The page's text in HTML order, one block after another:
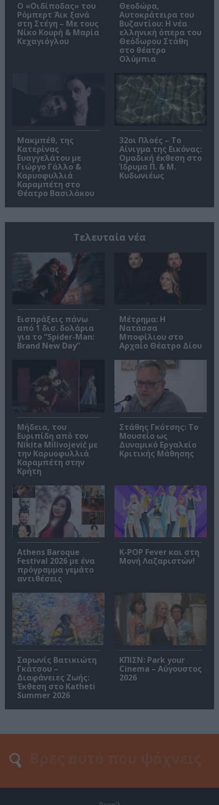
O «Οιδίποδας» του
Ρόμπερτ Άικ ξανά
στη Στέγη – Με τους
Νίκο Κουρή & Μαρία
Κεχαγιόγλου
Θεοδώρα,
Αυτοκράτειρα του
Βυζαντίου: Η νέα
ελληνική όπερα του
Θεόδωρου Στάθη
στο θέατρο
Ολύμπια
Μακμπέθ, της
Κατερίνας
Ευαγγελάτου με
Γιώργο Γάλλο &
Καρυοφυλλιά
Καραμπέτη στο
Θέατρο Βασιλάκου
32οι Πλοές – Το
Αίνιγμα της Εικόνας:
Ομαδική έκθεση στο
Ίδρυμα Π. & Μ.
Κυδωνιέως
Τελευταία νέα
Εισπράξεις πάνω
από 1 δισ. δολάρια
για το “Spider-Man:
Brand New Day”
Μέτρημα: Η
Νατάσσα
Μποφίλιου στο
Αρχαίο Θέατρο Δίου
Μήδεια, του
Ευριπίδη από τον
Nikita Milivojević με
την Καρυοφυλλιά
Καραμπέτη στην
Κρήτη
Στάθης Γκότσης: Το
Μουσείο ως
Δυναμικό Εργαλείο
Κριτικής Μάθησης
Athens Baroque
Festival 2026 με ένα
πρόγραμμα γεμάτο
αντιθέσεις
K-POP Fever και στη
Μονή Λαζαριστών!
Σαρωνίς Βατικιώτη
Γκάτσου –
Διαφάνειες Ζωής:
Έκθεση στο Katheti
Summer 2026
ΚΠΙΣΝ: Park your
Cinema – Αύγουστος
2026